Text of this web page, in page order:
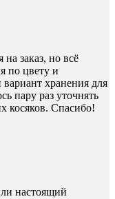
заказ, но всё
по цвету и
хранения для
пару раз уточнять
косяков. Спасибо!
настоящий